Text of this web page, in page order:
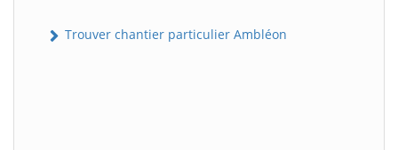
Trouver chantier particulier Ambléon